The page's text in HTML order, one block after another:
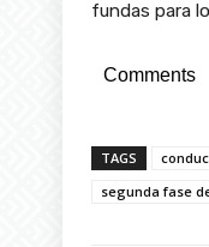
fundas para
Comments
TAGS
segunda fase